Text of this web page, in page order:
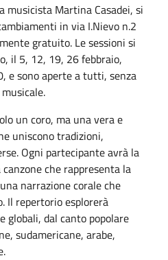
musicista Martina Casadei, si
in via I.Nievo n.2
gratuito. Le sessioni si
il 5, 12, 19, 26 febbraio,
e sono aperte a tutti, senza
un coro, ma una vera e
uniscono tradizioni,
Ogni partecipante avrà la
che rappresenta la
narrazione corale che
Il repertorio esplorerà
globali, dal canto popolare
sudamericane, arabe,